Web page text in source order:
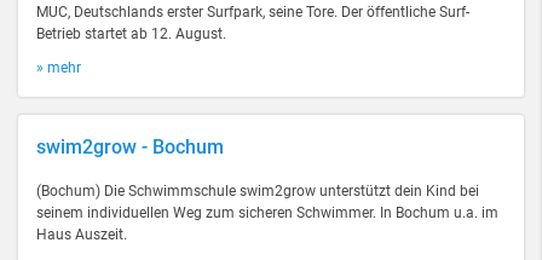
MUC, Deutschlands erster Surfpark, seine Tore. Der öffentliche Surf-
Betrieb startet ab 12. August.
» mehr
swim2grow - Bochum
(Bochum) Die Schwimmschule swim2grow unterstützt dein Kind bei
seinem individuellen Weg zum sicheren Schwimmer. In Bochum u.a. im
Haus Auszeit.